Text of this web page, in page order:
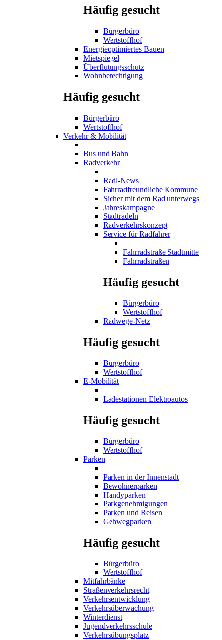
Häufig gesucht
Bürgerbüro
Wertstoffhof
Energieoptimiertes Bauen
Mietspiegel
Überflutungsschutz
Wohnberechtigung
Häufig gesucht
Bürgerbüro
Wertstoffhof
Verkehr & Mobilität
Bus und Bahn
Radverkehr
Radl-News
Fahrradfreundliche Kommune
Sicher mit dem Rad unterwegs
Jahreskampagne
Stadtradeln
Radverkehrskonzept
Service für Radfahrer
Fahrradstraße Stadtmitte
Fahrradstraßen
Häufig gesucht
Bürgerbüro
Wertstoffhof
Radwege-Netz
Häufig gesucht
Bürgerbüro
Wertstoffhof
E-Mobilität
Ladestationen Elektroautos
Häufig gesucht
Bürgerbüro
Wertstoffhof
Parken
Parken in der Innenstadt
Bewohnerparken
Handyparken
Parkgenehmigungen
Parken und Reisen
Gehwegparken
Häufig gesucht
Bürgerbüro
Wertstoffhof
Mitfahrbänke
Straßenverkehrsrecht
Verkehrsentwicklung
Verkehrsüberwachung
Winterdienst
Jugendverkehrsschule
Verkehrsübungsplatz